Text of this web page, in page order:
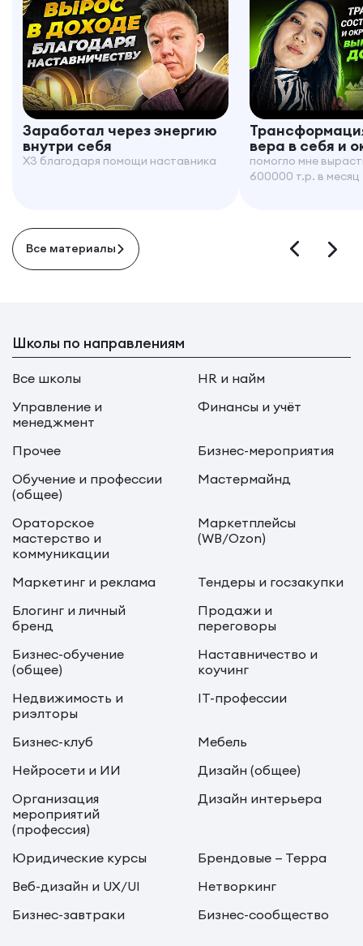
Заработал через энергию
внутри себя
X3 благодаря помощи наставника
вера в себя и
помогло мне
600000 т.р. в месяц
Все материалы
Школы по направлениям
Все школы
HR и найм
Управление и
менеджмент
Финансы и учёт
Прочее
Бизнес-мероприятия
Обучение и профессии
(общее)
Мастермайнд
Ораторское
мастерство и
коммуникации
Маркетплейсы
(WB/Ozon)
Маркетинг и реклама
Тендеры и госзакупки
Блогинг и личный
бренд
Продажи и
переговоры
Бизнес-обучение
(общее)
Наставничество и
коучинг
Недвижимость и
риэлторы
IT-профессии
Бизнес-клуб
Мебель
Нейросети и ИИ
Дизайн (общее)
Организация
мероприятий
(профессия)
Дизайн интерьера
Юридические курсы
Брендовые — Терра
Веб-дизайн и UX/UI
Нетворкинг
Бизнес-завтраки
Бизнес-сообщество